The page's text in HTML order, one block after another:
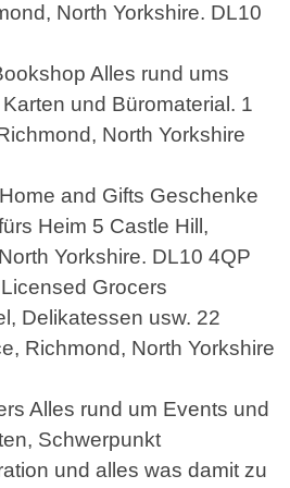
North Yorkshire. DL10
Alles rund ums
und Büromaterial. 1
North Yorkshire
and Gifts Geschenke
Heim 5 Castle Hill,
Yorkshire. DL10 4QP
Grocers
Delikatessen usw. 22
Richmond, North Yorkshire
Alles rund um Events und
Schwerpunkt
und alles was damit zu